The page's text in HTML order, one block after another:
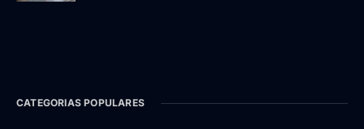
CATEGORIAS POPULARES